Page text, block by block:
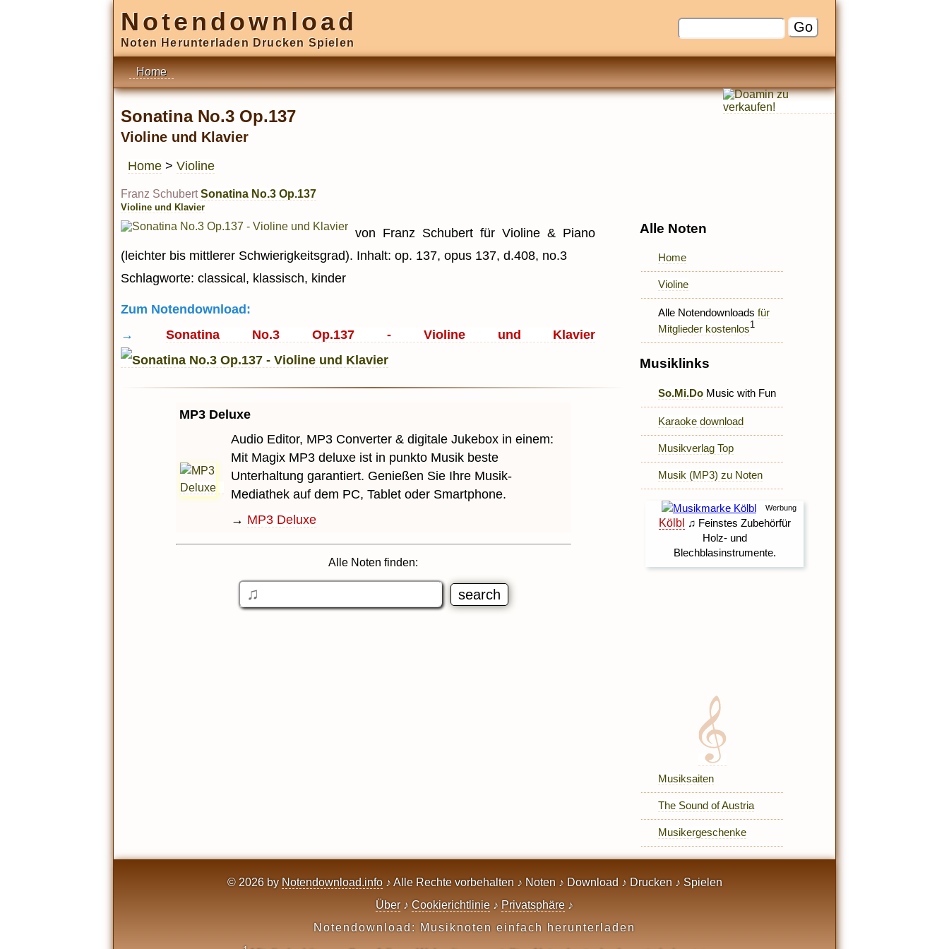
Notendownload
Noten Herunterladen Drucken Spielen
Home
Sonatina No.3 Op.137
Violine und Klavier
Home > Violine
Franz Schubert Sonatina No.3 Op.137
Violine und Klavier
von Franz Schubert für Violine & Piano
(leichter bis mittlerer Schwierigkeitsgrad). Inhalt: op. 137, opus 137, d.408, no.3
Schlagworte: classical, klassisch, kinder
Zum Notendownload:
→ Sonatina No.3 Op.137 - Violine und Klavier
MP3 Deluxe
Audio Editor, MP3 Converter & digitale Jukebox in einem:
Mit Magix MP3 deluxe ist in punkto Musik beste
Unterhaltung garantiert. Genießen Sie Ihre Musik-
Mediathek auf dem PC, Tablet oder Smartphone.
→ MP3 Deluxe
Alle Noten finden:
Alle Noten
Home
Violine
Alle Notendownloadsfür
Mitglieder kostenlos1
Musiklinks
So.Mi.Do Music with Fun
Karaoke download
Musikverlag Top
Musik (MP3) zu Noten
Musiksaiten
The Sound of Austria
Musikergeschenke
© 2026 by Notendownload.info♪ Alle Rechte vorbehalten ♪ Noten ♪ Download ♪ Drucken ♪ Spielen
Über ♪ Cookierichtlinie ♪ Privatsphäre ♪
Notendownload: Musiknoten einfach herunterladen